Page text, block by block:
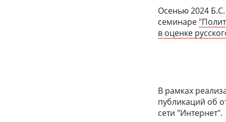
Осенью 2024
семинаре
в оценке
В рамках
публикаций об
сети "Интернет".